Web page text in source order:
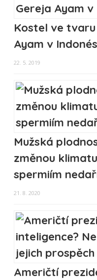
Kostel ve tvaru
Ayam v
22. 5. 2019
Mužská
změnou
spermiím
21. 8. 2020
Američtí